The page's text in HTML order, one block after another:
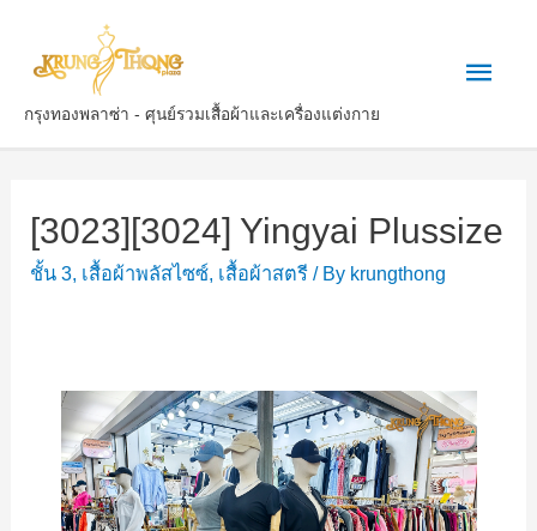
กรุงทองพลาซ่า - ศุนย์รวมเสื้อผ้าและเครื่องแต่งกาย
[3023][3024] Yingyai Plussize
ชั้น 3, เสื้อผ้าพลัสไซซ์​, เสื้อผ้าสตรี / By krungthong